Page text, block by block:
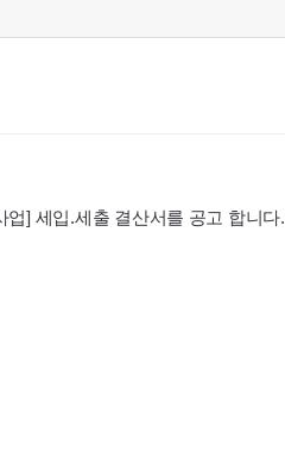
] 세입.세출 결산서를 공고 합니다.